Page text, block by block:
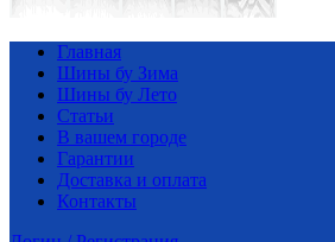
Главная
Шины бу Зима
Шины бу Лето
Статьи
В вашем городе
Гарантии
Доставка и оплата
Контакты